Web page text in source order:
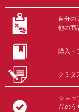
自分の
他の商
購入・
クミタ
ショッ
品のう